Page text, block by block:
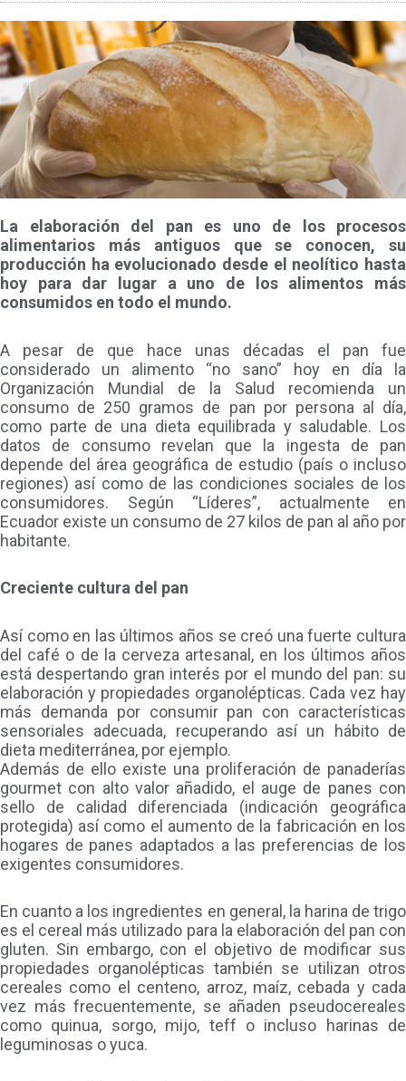
La elaboración del pan es uno de los procesos
alimentarios más antiguos que se conocen, su
producción ha evolucionado desde el neolítico hasta
hoy para dar lugar a uno de los alimentos más
consumidos en todo el mundo.
A pesar de que hace unas décadas el pan fue
considerado un alimento “no sano” hoy en día la
Organización Mundial de la Salud recomienda un
consumo de 250 gramos de pan por persona al día,
como parte de una dieta equilibrada y saludable. Los
datos de consumo revelan que la ingesta de pan
depende del área geográfica de estudio (país o incluso
regiones) así como de las condiciones sociales de los
consumidores. Según “Líderes”, actualmente en
Ecuador existe un consumo de 27 kilos de pan al año por
habitante.
Creciente cultura del pan
Así como en las últimos años se creó una fuerte cultura
del café o de la cerveza artesanal, en los últimos años
está despertando gran interés por el mundo del pan: su
elaboración y propiedades organolépticas. Cada vez hay
más demanda por consumir pan con características
sensoriales adecuada, recuperando así un hábito de
dieta mediterránea, por ejemplo.
Además de ello existe una proliferación de panaderías
gourmet con alto valor añadido, el auge de panes con
sello de calidad diferenciada (indicación geográfica
protegida) así como el aumento de la fabricación en los
hogares de panes adaptados a las preferencias de los
exigentes consumidores.
En cuanto a los ingredientes en general, la harina de trigo
es el cereal más utilizado para la elaboración del pan con
gluten. Sin embargo, con el objetivo de modificar sus
propiedades organolépticas también se utilizan otros
cereales como el centeno, arroz, maíz, cebada y cada
vez más frecuentemente, se añaden pseudocereales
como quinua, sorgo, mijo, teff o incluso harinas de
leguminosas o yuca.